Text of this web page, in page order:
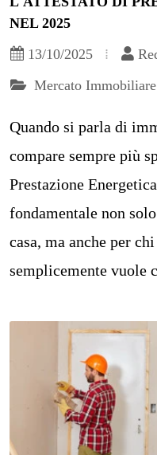
NEL 2025
13/10/2025
Mercato Immobiliare
Quando si parla di
compare sempre più
Prestazione
fondamentale non
casa, ma anche per
semplicemente vuole